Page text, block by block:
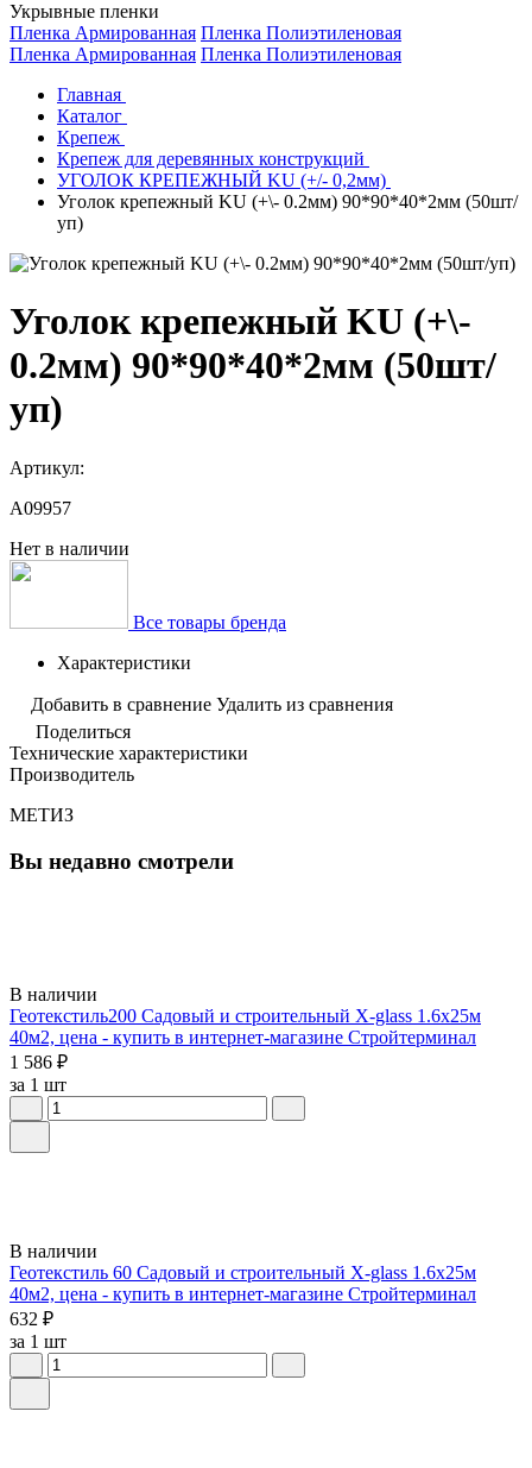
Укрывные пленки
Пленка Армированная Пленка Полиэтиленовая
Пленка Армированная Пленка Полиэтиленовая
Главная
Каталог
Крепеж
Крепеж для деревянных конструкций
УГОЛОК КРЕПЕЖНЫЙ KU (+/- 0,2мм)
Уголок крепежный KU (+\- 0.2мм) 90*90*40*2мм (50шт/
уп)
Уголок крепежный KU (+\-
0.2мм) 90*90*40*2мм (50шт/
уп)
Артикул:
A09957
Нет в наличии
Все товары бренда
Характеристики
Добавить в сравнение Удалить из сравнения
Поделиться
Технические характеристики
Производитель
МЕТИЗ
Вы недавно смотрели
В наличии
Геотекстиль200 Садовый и строительный X-glass 1.6х25м
40м2, цена - купить в интернет-магазине Стройтерминал
1 586 ₽
за 1 шт
В наличии
Геотекстиль 60 Садовый и строительный X-glass 1.6х25м
40м2, цена - купить в интернет-магазине Стройтерминал
632 ₽
за 1 шт